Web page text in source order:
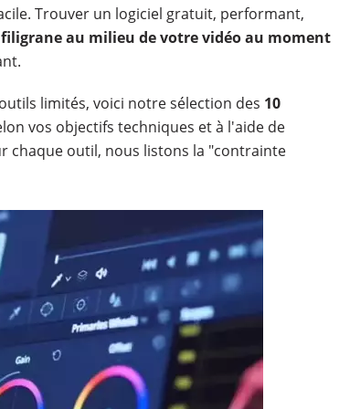
Trouver un logiciel gratuit, performant,
au milieu de votre vidéo au moment
limités, voici notre sélection des 10
vos objectifs techniques et à l'aide de
chaque outil, nous listons la "contrainte